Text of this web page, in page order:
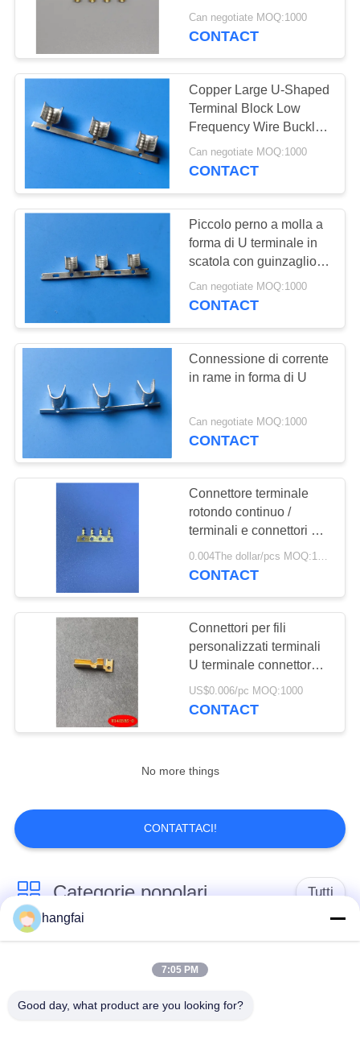
Intestazione del pin
a riga singola
Blocco terminale a
forma di Y
11
Blocco terminale a
forma di U
Blocco terminale in
metallo
75
Termini per
8
Filtro a nastro di
Can negotiate MOQ:1000
CONTACT
Copper Large U-Shaped
Terminal Block Low
Frequency Wire Buckle
per automobili
Can negotiate MOQ:1000
CONTACT
Piccolo perno a molla a
forma di U terminale in
scatola con guinzaglio di
rame
Can negotiate MOQ:1000
CONTACT
Connessione di corrente
in rame in forma di U
Can negotiate MOQ:1000
CONTACT
Connettore terminale
rotondo continuo /
terminali e connettori di
filo
0.004The dollar/pcs MOQ:1000
CONTACT
Connettori per fili
personalizzati terminali
U terminale connettore
OEM ODM servizio
US$0.006/pc MOQ:1000
CONTACT
No more things
CONTATTACI!
Categorie popolari Tutti
Terminale di
Connettore
hangfai
7:05 PM
Good day, what product are you looking for?